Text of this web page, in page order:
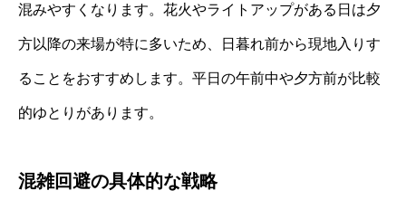
混みやすくなります。花火やライトアップがある日は夕
方以降の来場が特に多いため、日暮れ前から現地入りす
ることをおすすめします。平日の午前中や夕方前が比較
的ゆとりがあります。
混雑回避の具体的な戦略